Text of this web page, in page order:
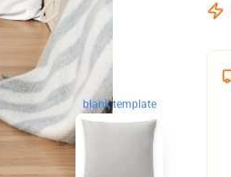
blank template